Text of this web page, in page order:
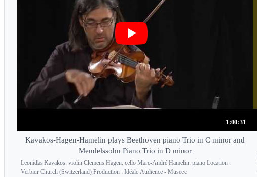
1:00:31
Kavakos-Hagen-Hamelin plays Beethoven piano Trio in C minor and
Mendelssohn Piano Trio in D minor
Leonidas Kavakos: violin Clemens Hagen: cello Marc-André Hamelin: piano Location :
Verbier Church (Switzerland) Production : Idéale Audience - Museec